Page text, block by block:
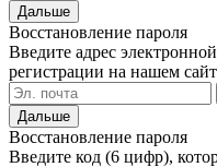
Дальше
Восстановление пароля
Введите адрес
регистрации на нашем
Дальше
Восстановление пароля
Введите код (6 цифр),